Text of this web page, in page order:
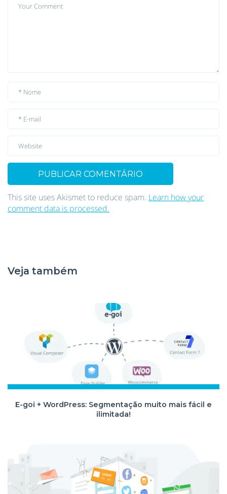
This site uses Akismet to reduce spam. Learn how your
comment data is processed.
Veja também
E-goi + WordPress: Segmentação muito mais fácil e
ilimitada!